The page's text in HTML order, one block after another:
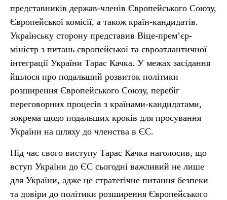
представників держав-членів Європейського Союзу,
Європейської комісії, а також країн-кандидатів.
Українську сторону представив Віце-прем’єр-
міністр з питань європейської та євроатлантичної
інтеграції України Тарас Качка. У межах засідання
йшлося про подальший розвиток політики
розширення Європейського Союзу, перебіг
переговорних процесів з країнами-кандидатами,
зокрема щодо подальших кроків для просування
України на шляху до членства в ЄС.
Під час свого виступу Тарас Качка наголосив, що
вступ України до ЄС сьогодні важливий не лише
для України, адже це стратегічне питання безпеки
та довіри до політики розширення Європейського